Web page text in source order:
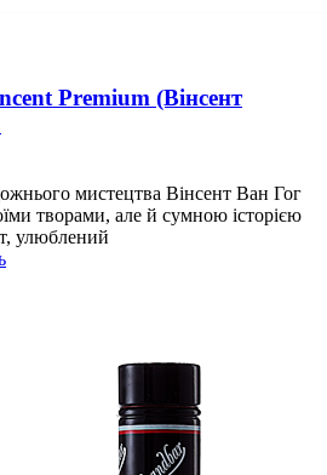
Premium (Вінсент
мистецтва Вінсент Ван Гог
творами, але й сумною історією
улюблений